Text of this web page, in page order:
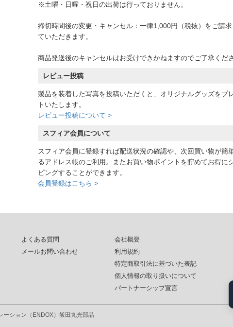
※土曜・日曜・祝日の出荷は行っておりません。
締切時間後の変更・キャンセル：一律1,000円（税抜）をご請
ていただきます。
商品発送後のキャンセルはお受けできかねますのでご了承くださ
レビュー投稿
製品を装着した写真を投稿いただくと、オリジナルグッズをプ
トいたします。
レビュー投稿について >
スフィア会員について
スフィア会員に登録すれば配送状況の確認や、次回買い物が簡
るアドレス帳のご利用。またお買い物ポイントを貯めてお得に
ピングすることができます。
会員登録はこちら >
よくある質問
メールお問い合わせ
会社概要
利用規約
特定商取引法に基づいた表記
個人情報の取り扱いについて
パートナーシップ宣言
ション（ENDOX） 飯田丸光部品